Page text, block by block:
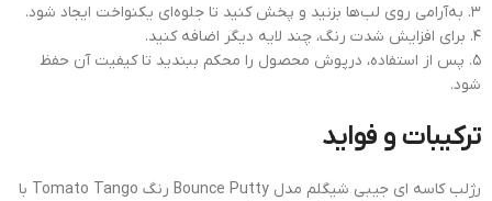
۳. به‌آرامی روی لب‌ها بزنید و پخش کنید تا جلوه‌ای یکنواخت ایجاد شود.
۴. برای افزایش شدت رنگ، چند لایه دیگر اضافه کنید.
۵. پس از استفاده، درپوش محصول را محکم ببندید تا کیفیت آن حفظ
شود.
ترکیبات و فواید
رژلب کاسه ای جیبی شیگلم مدل Bounce Putty رنگ Tomato Tango با